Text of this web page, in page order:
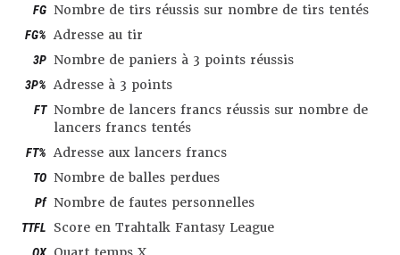
FG Nombre de tirs réussis sur nombre de tirs tentés
FG% Adresse au tir
3P Nombre de paniers à 3 points réussis
3P% Adresse à 3 points
FT Nombre de lancers francs réussis sur nombre de
lancers francs tentés
FT% Adresse aux lancers francs
TO Nombre de balles perdues
Pf Nombre de fautes personnelles
TTFL Score en Trahtalk Fantasy League